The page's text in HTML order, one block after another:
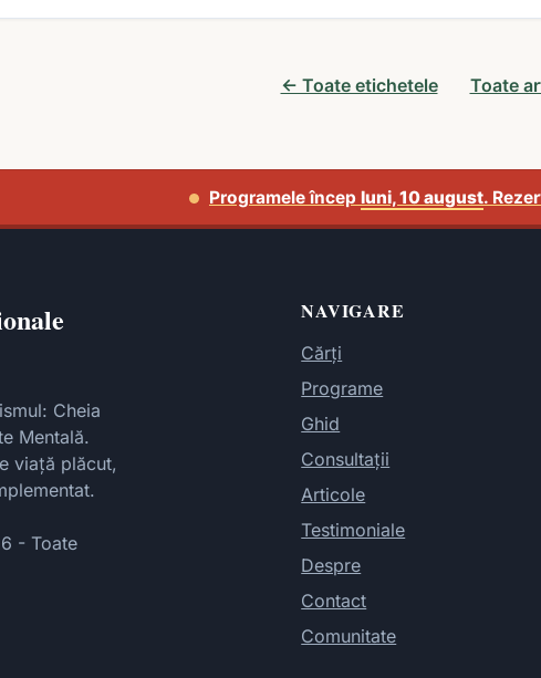
← Toate etichetele Toate
Programele încep luni, 10 august.
Cheia
Mentală.
viață plăcut,
- Toate
NAVIGARE
Cărți
Programe
Ghid
Consultații
Articole
Testimoniale
Despre
Contact
Comunitate